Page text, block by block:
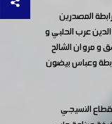
المصدرين
عرب الحلبي و
و مروان الشالح
وعباس بيضون
النسيجي